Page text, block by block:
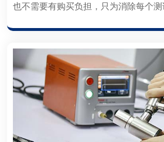
也不需要有购买负担，只为消除每个测